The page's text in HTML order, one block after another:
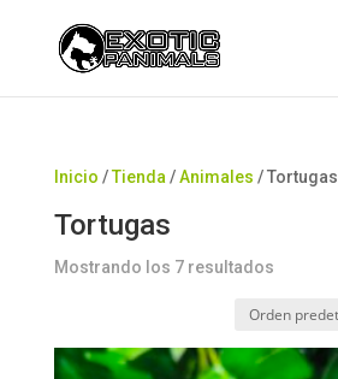
Inicio /Tienda /Animales / Tortugas
Tortugas
Mostrando los 7 resultados